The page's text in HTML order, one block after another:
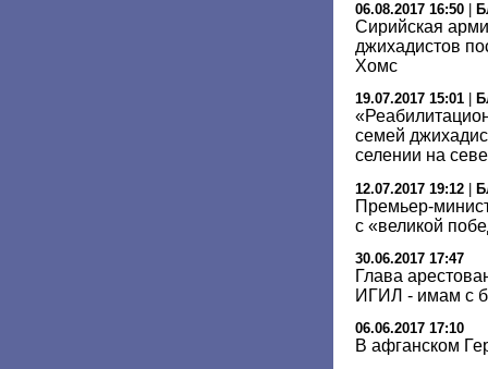
06.08.2017 16:50
Сирийская
джихадистов
Хомс
19.07.2017 15:01
семей
селении на
12.07.2017 19:12 |
Премьер-
с «великой
30.06.2017 17:47
Глава
ИГИЛ - имам с
06.06.2017 17:10
В афганском